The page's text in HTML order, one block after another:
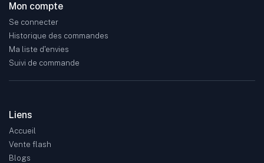
Mon compte
Se connecter
Historique des commandes
Ma liste d'envies
Suivi de commande
Liens
Accueil
Vente flash
Blogs